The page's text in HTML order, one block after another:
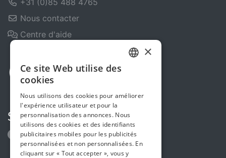
Nous contacter
Centre d'aide
Suivez-nous
×
Ce site Web utilise des
cookies
Nous utilisons des cookies pour améliorer
l'expérience utilisateur et pour la
personnalisation des annonces. Nous
utilisons des cookies et des identifiants
publicitaires mobiles pour les publicités
personnalisées et non personnalisées. En
cliquant sur « Tout accepter », vous y